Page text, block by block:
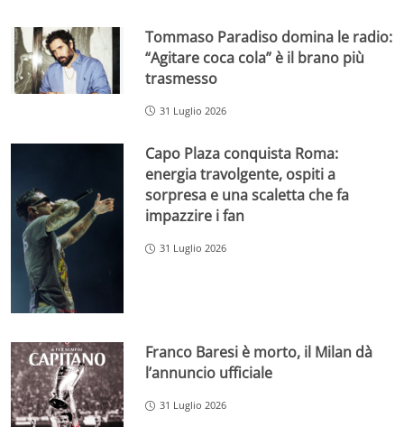
Tommaso Paradiso domina le radio:
“Agitare coca cola” è il brano più
trasmesso
31 Luglio 2026
Capo Plaza conquista Roma:
energia travolgente, ospiti a
sorpresa e una scaletta che fa
impazzire i fan
31 Luglio 2026
Franco Baresi è morto, il Milan dà
l’annuncio ufficiale
31 Luglio 2026